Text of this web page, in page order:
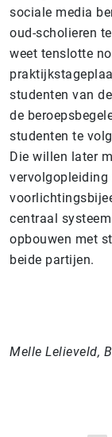
sociale media
oud-scholieren
weet tenslotte
studenten van
de
studenten te
Die willen later
vervolgopleiding
centraal
opbouwen met
beide partijen.
Melle Lelieveld,